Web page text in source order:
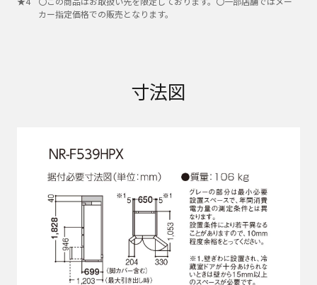
カー指定価格での販売となります。
寸法図